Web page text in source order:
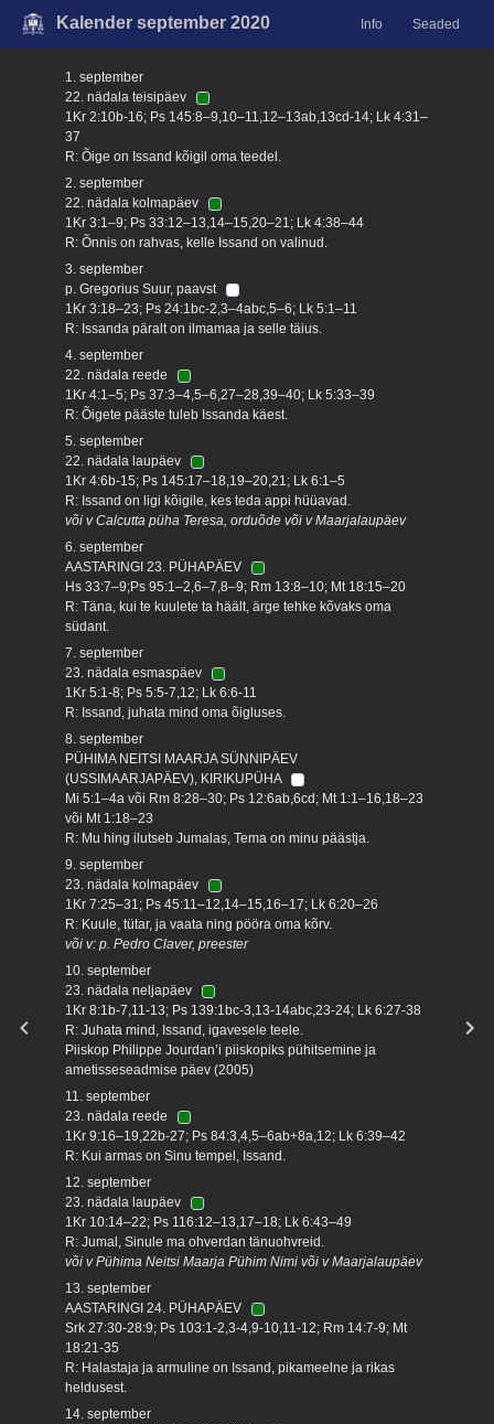
Kalender september 2020 Info Seaded
1. september
22. nädala teisipäev
1Kr 2:10b-16; Ps 145:8–9,10–11,12–13ab,13cd-14; Lk 4:31–
37
R: Õige on Issand kõigil oma teedel.
2. september
22. nädala kolmapäev
1Kr 3:1–9; Ps 33:12–13,14–15,20–21; Lk 4:38–44
R: Õnnis on rahvas, kelle Issand on valinud.
3. september
p. Gregorius Suur, paavst
1Kr 3:18–23; Ps 24:1bc-2,3–4abc,5–6; Lk 5:1–11
R: Issanda päralt on ilmamaa ja selle täius.
4. september
22. nädala reede
1Kr 4:1–5; Ps 37:3–4,5–6,27–28,39–40; Lk 5:33–39
R: Õigete pääste tuleb Issanda käest.
5. september
22. nädala laupäev
1Kr 4:6b-15; Ps 145:17–18,19–20,21; Lk 6:1–5
R: Issand on ligi kõigile, kes teda appi hüüavad.
või v Calcutta püha Teresa, orduõde või v Maarjalaupäev
6. september
AASTARINGI 23. PÜHAPÄEV
Hs 33:7–9;Ps 95:1–2,6–7,8–9; Rm 13:8–10; Mt 18:15–20
R: Täna, kui te kuulete ta häält, ärge tehke kõvaks oma
südant.
7. september
23. nädala esmaspäev
1Kr 5:1-8; Ps 5:5-7,12; Lk 6:6-11
R: Issand, juhata mind oma õigluses.
8. september
PÜHIMA NEITSI MAARJA SÜNNIPÄEV
(USSIMAARJAPÄEV), KIRIKUPÜHA
Mi 5:1–4a või Rm 8:28–30; Ps 12:6ab,6cd; Mt 1:1–16,18–23
või Mt 1:18–23
R: Mu hing ilutseb Jumalas, Tema on minu päästja.
9. september
23. nädala kolmapäev
1Kr 7:25–31; Ps 45:11–12,14–15,16–17; Lk 6:20–26
R: Kuule, tütar, ja vaata ning pööra oma kõrv.
või v: p. Pedro Claver, preester
10. september
23. nädala neljapäev
1Kr 8:1b-7,11-13; Ps 139:1bc-3,13-14abc,23-24; Lk 6:27-38
R: Juhata mind, Issand, igavesele teele.
Piiskop Philippe Jourdan’i piiskopiks pühitsemine ja
ametisseseadmise päev (2005)
11. september
23. nädala reede
1Kr 9:16–19,22b-27; Ps 84:3,4,5–6ab+8a,12; Lk 6:39–42
R: Kui armas on Sinu tempel, Issand.
12. september
23. nädala laupäev
1Kr 10:14–22; Ps 116:12–13,17–18; Lk 6:43–49
R: Jumal, Sinule ma ohverdan tänuohvreid.
või v Pühima Neitsi Maarja Pühim Nimi või v Maarjalaupäev
13. september
AASTARINGI 24. PÜHAPÄEV
Srk 27:30-28:9; Ps 103:1-2,3-4,9-10,11-12; Rm 14:7-9; Mt
18:21-35
R: Halastaja ja armuline on Issand, pikameelne ja rikas
heldusest.
14. september